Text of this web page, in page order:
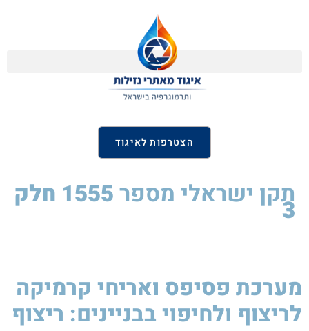
הצטרפות לאיגוד
תקן ישראלי מספר 1555 חלק 3
מערכת פסיפס ואריחי קרמיקה
לריצוף ולחיפוי בבניינים: ריצוף